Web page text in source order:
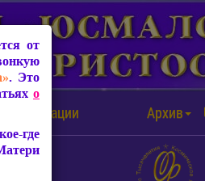
чипизации Архив
от
. Это
о
где